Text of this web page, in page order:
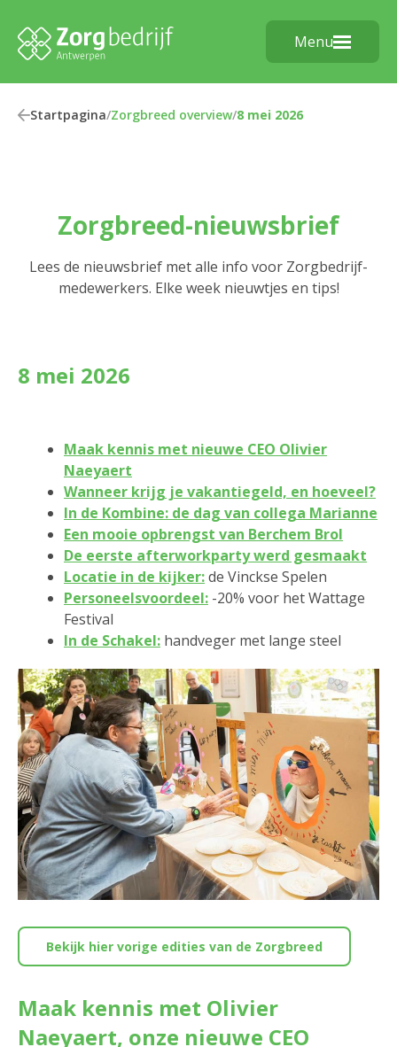
Menu
Startpagina/Zorgbreed overview/8 mei 2026
Zorgbreed-nieuwsbrief
Lees de nieuwsbrief met alle info voor Zorgbedrijf-
medewerkers. Elke week nieuwtjes en tips!
8 mei 2026
Maak kennis met nieuwe CEO Olivier
Naeyaert
Wanneer krijg je vakantiegeld, en hoeveel?
In de Kombine: de dag van collega Marianne
Een mooie opbrengst van Berchem Brol
De eerste afterworkparty werd gesmaakt
Locatie in de kijker:de Vinckse Spelen
Personeelsvoordeel: -20% voor het Wattage
Festival
In de Schakel: handveger met lange steel
Bekijk hier vorige edities van de Zorgbreed
Maak kennis met Olivier
Naeyaert, onze nieuwe CEO